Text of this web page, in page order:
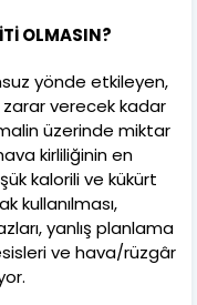
OLMASIN?
yönde etkileyen,
verecek kadar
üzerinde miktar
kirliliğinin en
kalorili ve kükürt
kullanılması,
yanlış planlama
ve hava/rüzgâr